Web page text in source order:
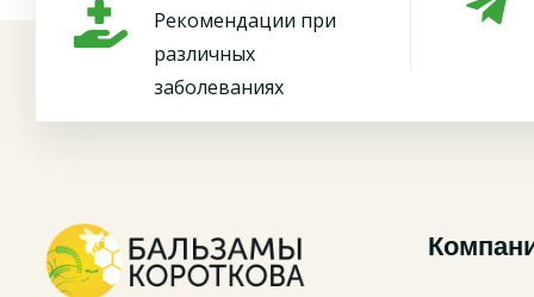
Рекомендации при
различных
заболеваниях